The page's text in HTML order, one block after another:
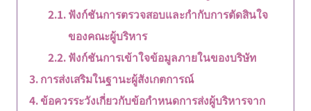
ฟังก์ชันการตรวจสอบและกำกับการตัดสินใจ
ของคณะผู้บริหาร
ฟังก์ชันการเข้าใจข้อมูลภายในของบริษัท
การส่งเสริมในฐานะผู้สังเกตการณ์
ข้อควรระวังเกี่ยวกับข้อกำหนดการส่งผู้บริหารจาก